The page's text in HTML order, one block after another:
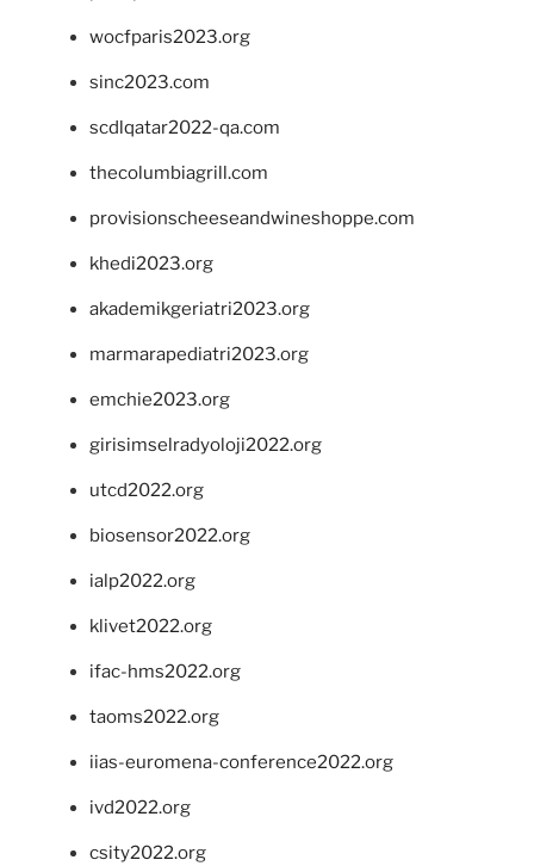
wocfparis2023.org
sinc2023.com
scdlqatar2022-qa.com
thecolumbiagrill.com
provisionscheeseandwineshoppe.com
khedi2023.org
akademikgeriatri2023.org
marmarapediatri2023.org
emchie2023.org
girisimselradyoloji2022.org
utcd2022.org
biosensor2022.org
ialp2022.org
klivet2022.org
ifac-hms2022.org
taoms2022.org
iias-euromena-conference2022.org
ivd2022.org
csity2022.org